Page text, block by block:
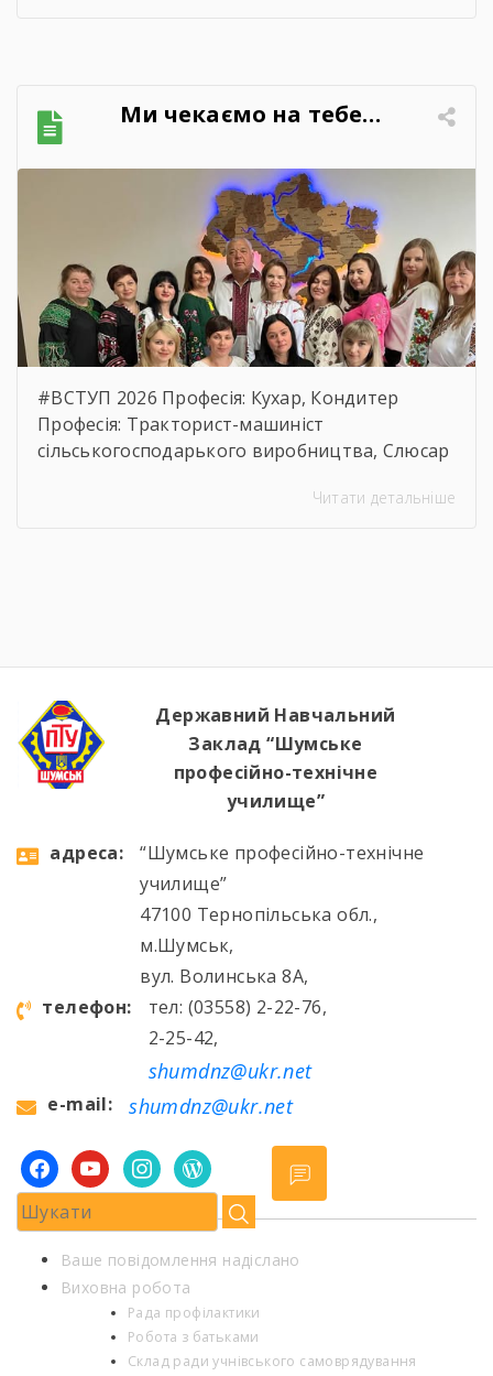
обгрунтування технічних та якісних
характеристик предмета закупівлі, розміру
бюджетного призначення, очікуваної
вартості предмета закупівлі.
https://drive.google.com/file/d/
Ми чекаємо на тебе…
#ВСТУП 2026 Професія: Кухар, Кондитер
Професія: Тракторист-машиніст
сільськогосподарького виробництва, Слюсар
устаткування, водій автотранспортних
Читати детальніше
Державний Навчальний
Заклад “Шумське
професійно-технічне
училище”
aдресa:
“Шумське професійно-технічне
училище”
47100 Тернопільська обл.,
м.Шумськ,
вул. Волинська 8А,
телефон:
тел: (03558) 2-22-76,
2-25-42,
shumdnz@ukr.net
e-mail: shumdnz@ukr.net
facebookyoutubeinstagramwordpress
Ваше повідомлення надіслано
Виховна робота
Рада профілактики
Робота з батьками
Склад ради учнівського самоврядування